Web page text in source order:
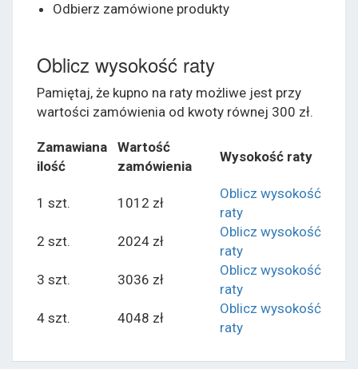
Odbierz zamówione produkty
Oblicz wysokość raty
Pamiętaj, że kupno na raty możliwe jest przy
wartości zamówienia od kwoty równej 300 zł.
Zamawiana
ilość
Wartość
zamówienia
Wysokość raty
1 szt. 1012 zł
Oblicz wysokość
raty
2 szt.
2024 zł
Oblicz wysokość
raty
3 szt.
3036 zł
Oblicz wysokość
raty
4 szt.
4048 zł
Oblicz wysokość
raty